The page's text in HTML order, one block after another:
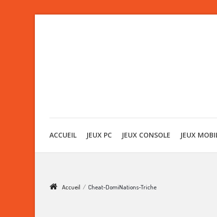
ACCUEIL JEUX PC JEUX CONSOLE JEUX
Accueil / Cheat-DomiNations-Triche